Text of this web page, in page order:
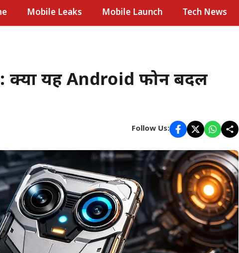
Mobile Leaks Mobile Launch Tech News
क्या यह Android फोन बदल
Follow Us: